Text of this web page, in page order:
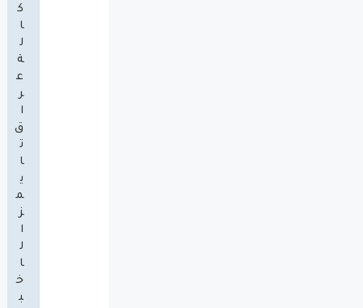
ك
ا
ل
ة
ع
ر
ا
ق
ت
ا
ي
م
ز
ا
ل
ا
خ
ب